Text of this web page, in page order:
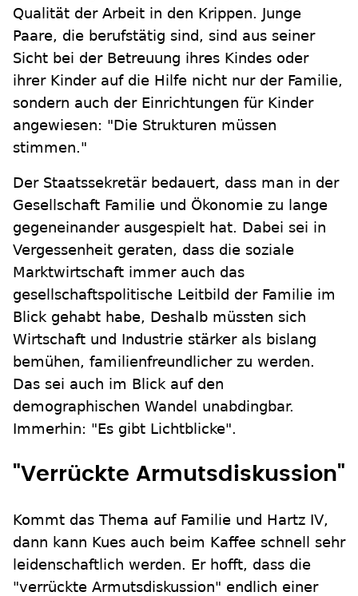
Qualität der Arbeit in den Krippen. Junge
Paare, die berufstätig sind, sind aus seiner
Sicht bei der Betreuung ihres Kindes oder
ihrer Kinder auf die Hilfe nicht nur der Familie,
sondern auch der Einrichtungen für Kinder
angewiesen: "Die Strukturen müssen
stimmen."
Der Staatssekretär bedauert, dass man in der
Gesellschaft Familie und Ökonomie zu lange
gegeneinander ausgespielt hat. Dabei sei in
Vergessenheit geraten, dass die soziale
Marktwirtschaft immer auch das
gesellschaftspolitische Leitbild der Familie im
Blick gehabt habe, Deshalb müssten sich
Wirtschaft und Industrie stärker als bislang
bemühen, familienfreundlicher zu werden.
Das sei auch im Blick auf den
demographischen Wandel unabdingbar.
Immerhin: "Es gibt Lichtblicke".
"Verrückte Armutsdiskussion"
Kommt das Thema auf Familie und Hartz IV,
dann kann Kues auch beim Kaffee schnell sehr
leidenschaftlich werden. Er hofft, dass die
"verrückte Armutsdiskussion" endlich einer